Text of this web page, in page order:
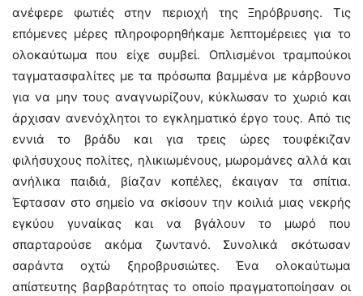
ανέφερε φωτιές στην περιοχή της Ξηρόβρυσης. Τις
επόμενες μέρες πληροφορηθήκαμε λεπτομέρειες για το
ολοκαύτωμα που είχε συμβεί. Οπλισμένοι τραμπούκοι
ταγματασφαλίτες με τα πρόσωπα βαμμένα με κάρβουνο
για να μην τους αναγνωρίζουν, κύκλωσαν το χωριό και
άρχισαν ανενόχλητοι το εγκληματικό έργο τους. Από τις
εννιά το βράδυ και για τρεις ώρες τουφέκιζαν
φιλήσυχους πολίτες, ηλικιωμένους, μωρομάνες αλλά και
ανήλικα παιδιά, βίαζαν κοπέλες, έκαιγαν τα σπίτια.
Έφτασαν στο σημείο να σκίσουν την κοιλιά μιας νεκρής
εγκύου γυναίκας και να βγάλουν το μωρό που
σπαρταρούσε ακόμα ζωντανό. Συνολικά σκότωσαν
σαράντα οχτώ ξηροβρυσιώτες. Ένα ολοκαύτωμα
απίστευτης βαρβαρότητας το οποίο πραγματοποίησαν οι